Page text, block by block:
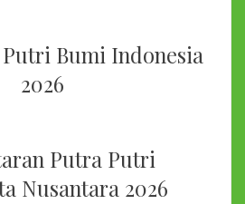
Bumi Indonesia
2026
Putra Putri
Nusantara 2026